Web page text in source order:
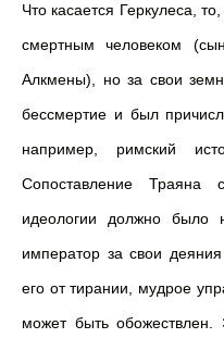
Что касается Геркулеса,
смертным человеком
Алкмены), но за свои
бессмертие и был
например, римский
Сопоставление Траяна
идеологии должно
император за свои
его от тирании, мудрое
может быть обожествлен.